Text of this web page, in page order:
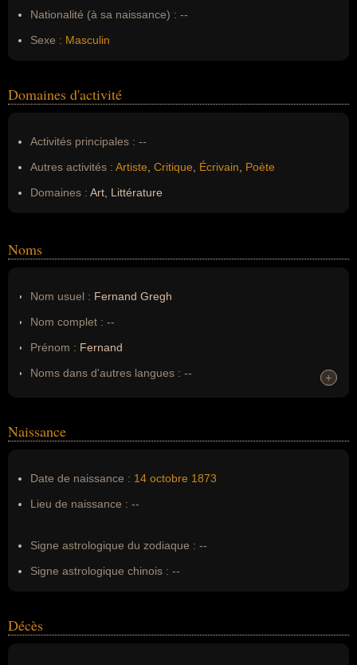
Nationalité (à sa naissance) : --
Sexe : Masculin
Domaines d'activité
Activités principales : --
Autres activités : Artiste Critique Écrivain
Poète
Domaines : Art, Littérature
Noms
Nom usuel : Fernand Gregh
Nom complet : --
Prénom : Fernand
Noms dans d'autres langues : --
Nom de famille :Gregh
+
+
Naissance
Date de naissance : 14 octobre 1873
Lieu de naissance : --
Signe astrologique du zodiaque : --
Signe astrologique chinois : --
Décès